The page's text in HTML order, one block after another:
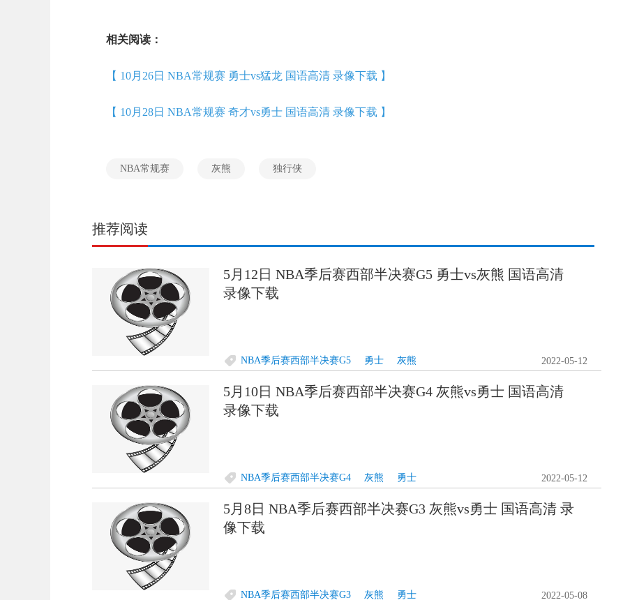
相关阅读：
【 10月26日 NBA常规赛 勇士vs猛龙 国语高清 录像下载 】
【 10月28日 NBA常规赛 奇才vs勇士 国语高清 录像下载 】
NBA常规赛 灰熊 独行侠
推荐阅读
5月12日 NBA季后赛西部半决赛G5 勇士vs灰熊 国语高清
录像下载
NBA季后赛西部半决赛G5 勇士 灰熊 2022-05-12
5月10日 NBA季后赛西部半决赛G4 灰熊vs勇士 国语高清
录像下载
NBA季后赛西部半决赛G4 灰熊 勇士 2022-05-12
5月8日 NBA季后赛西部半决赛G3 灰熊vs勇士 国语高清 录
像下载
NBA季后赛西部半决赛G3 灰熊 勇士 2022-05-08